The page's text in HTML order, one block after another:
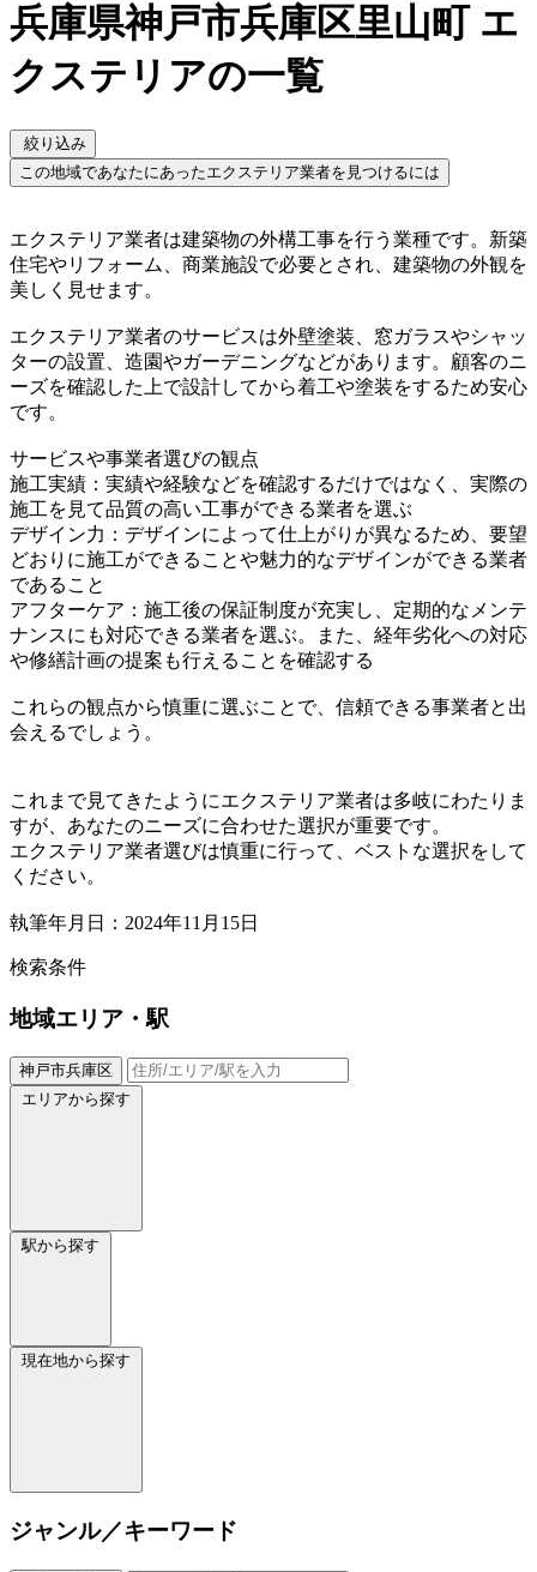
兵庫県神戸市兵庫区里山町 エ
クステリアの一覧
絞り込み
この地域であなたにあったエクステリア業者を見つけるには
エクステリア業者は建築物の外構工事を行う業種です。新築
住宅やリフォーム、商業施設で必要とされ、建築物の外観を
美しく見せます。
エクステリア業者のサービスは外壁塗装、窓ガラスやシャッ
ターの設置、造園やガーデニングなどがあります。顧客のニ
ーズを確認した上で設計してから着工や塗装をするため安心
です。
サービスや事業者選びの観点
施工実績：実績や経験などを確認するだけではなく、実際の
施工を見て品質の高い工事ができる業者を選ぶ
デザイン力：デザインによって仕上がりが異なるため、要望
どおりに施工ができることや魅力的なデザインができる業者
であること
アフターケア：施工後の保証制度が充実し、定期的なメンテ
ナンスにも対応できる業者を選ぶ。また、経年劣化への対応
や修繕計画の提案も行えることを確認する
これらの観点から慎重に選ぶことで、信頼できる事業者と出
会えるでしょう。
これまで見てきたようにエクステリア業者は多岐にわたりま
すが、あなたのニーズに合わせた選択が重要です。
エクステリア業者選びは慎重に行って、ベストな選択をして
ください。
執筆年月日：2024年11月15日
検索条件
地域エリア・駅
神戸市兵庫区
エリアから探す
駅から探す
現在地から探す
ジャンル／キーワード